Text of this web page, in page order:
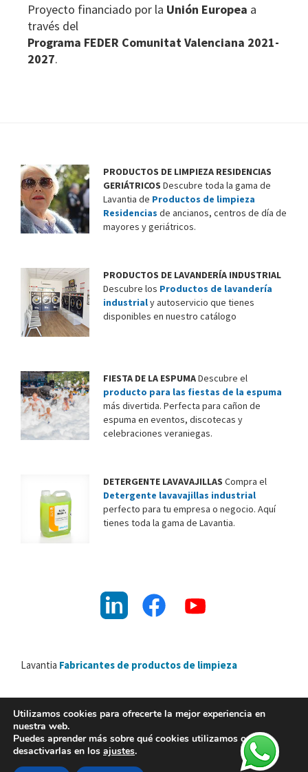
Proyecto financiado por la Unión Europea a
través del
Programa FEDER Comunitat Valenciana 2021-
2027.
PRODUCTOS DE LIMPIEZA RESIDENCIAS
GERIÁTRICOS Descubre toda la gama de
Lavantia de Productos de limpieza
Residencias de ancianos, centros de día de
mayores y geriátricos.
PRODUCTOS DE LAVANDERÍA INDUSTRIAL
Descubre los Productos de lavandería
industrialy autoservicio que tienes
disponibles en nuestro catálogo
FIESTA DE LA ESPUMADescubre el
producto para las fiestas de la espuma
más divertida. Perfecta para cañon de
espuma en eventos, discotecas y
celebraciones veraniegas.
DETERGENTE LAVAVAJILLAS Compra el
Detergente lavavajillas industrial
perfecto para tu empresa o negocio. Aquí
tienes toda la gama de Lavantia.
Lavantia Fabricantes de productos de limpieza
Lavantia Nature 2026 ©
Política de calidad y medio ambiente
Aviso Legal
Utilizamos cookies para ofrecerte la mejor experiencia en
nuestra web.
Puedes aprender más sobre qué cookies utilizamos o
desactivarlas en los ajustes.